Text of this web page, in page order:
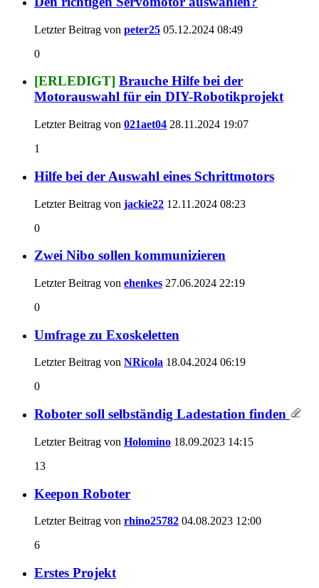
Letzter Beitrag von peter25 05.12.2024 08:49
0
[ERLEDIGT] Brauche Hilfe bei der
Motorauswahl für ein DIY-Robotikprojekt
Letzter Beitrag von 021aet04 28.11.2024 19:07
1
Hilfe bei der Auswahl eines Schrittmotors
Letzter Beitrag von jackie22 12.11.2024 08:23
0
Zwei Nibo sollen kommunizieren
Letzter Beitrag von ehenkes 27.06.2024 22:19
0
Umfrage zu Exoskeletten
Letzter Beitrag von NRicola 18.04.2024 06:19
0
Roboter soll selbständig Ladestation finden
Letzter Beitrag von Holomino 18.09.2023 14:15
13
Keepon Roboter
Letzter Beitrag von rhino25782 04.08.2023 12:00
6
Erstes Projekt